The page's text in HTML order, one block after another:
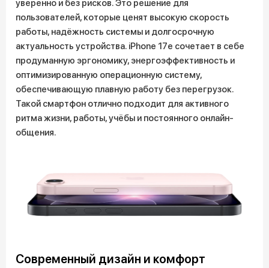
уверенно и без рисков. Это решение для
пользователей, которые ценят высокую скорость
работы, надёжность системы и долгосрочную
актуальность устройства. iPhone 17e сочетает в себе
продуманную эргономику, энергоэффективность и
оптимизированную операционную систему,
обеспечивающую плавную работу без перегрузок.
Такой смартфон отлично подходит для активного
ритма жизни, работы, учёбы и постоянного онлайн-
общения.
Современный дизайн и комфорт